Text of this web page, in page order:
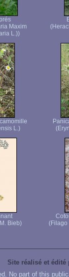
Maxim
L.))
L.)
Bieb)
Site réalisé et édité
No part of this